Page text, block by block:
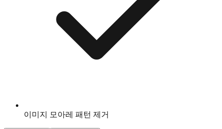
이미지 모아레 패턴 제거